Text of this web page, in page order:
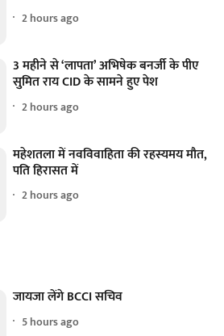
2 hours ago
3 महीने से ‘लापता’ अभिषेक बनर्जी के पीए
सुमित राय CID के सामने हुए पेश
2 hours ago
महेशतला में नवविवाहिता की रहस्यमय मौत,
पति हिरासत में
2 hours ago
जायजा लेंगे BCCI सचिव
5 hours ago